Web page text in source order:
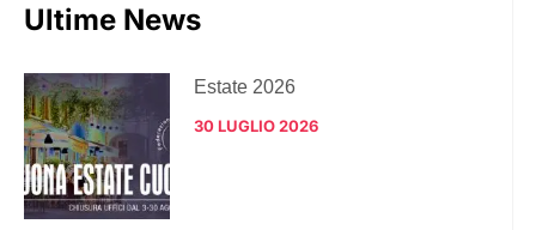
Ultime News
Estate 2026
30 LUGLIO 2026